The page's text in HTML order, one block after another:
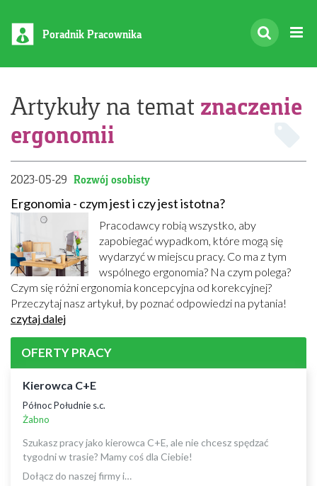
Poradnik Pracownika
Artykuły na temat znaczenie
ergonomii
2023-05-29 Rozwój osobisty
Ergonomia - czym jest i czy jest istotna?
Pracodawcy robią wszystko, aby
zapobiegać wypadkom, które mogą się
wydarzyć w miejscu pracy. Co ma z tym
wspólnego ergonomia? Na czym polega?
Czym się różni ergonomia koncepcyjna od korekcyjnej?
Przeczytaj nasz artykuł, by poznać odpowiedzi na pytania!
czytaj dalej
OFERTY PRACY
Kierowca C+E
Północ Południe s.c.
Żabno
Szukasz pracy jako kierowca C+E, ale nie chcesz spędzać
tygodni w trasie? Mamy coś dla Ciebie!
Dołącz do naszej firmy i…